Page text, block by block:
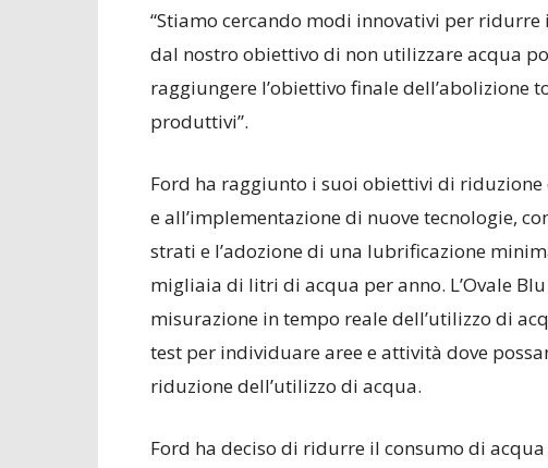
“Stiamo cercando modi innovativi per
dal nostro obiettivo di non utilizzare acqua
raggiungere l’obiettivo finale dell’abolizione
produttivi”.
Ford ha raggiunto i suoi obiettivi di
e all’implementazione di nuove tecnologie,
strati e l’adozione di una lubrificazione
migliaia di litri di acqua per anno. L’Ovale
misurazione in tempo reale dell’utilizzo di
test per individuare aree e attività dove
riduzione dell’utilizzo di acqua.
Ford ha deciso di ridurre il consumo di